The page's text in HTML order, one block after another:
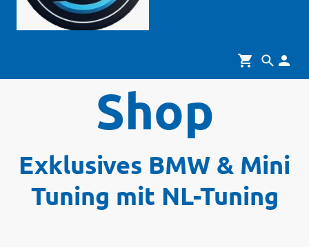
Shop
Exklusives BMW & Mini
Tuning mit NL-Tuning